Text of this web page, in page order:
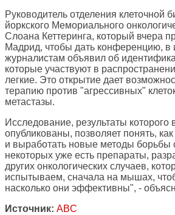
Руководитель отделения клеточной
йоркского Мемориального
Слоана Кеттеринга, который вчера
Мадрид, чтобы дать конференцию, в
журналистам объявил об
которые участвуют в
легкие. Это открытие дает
терапию против "агрессивных"
метастазы.
Исследование, результаты которого
опубликованы, позволяет понять,
и выработать новые методы борьбы
некоторых уже есть препараты,
других онкологических случаев,
испытываем, сначала на мышах,
насколько они эффективны", -
Источник: ABC